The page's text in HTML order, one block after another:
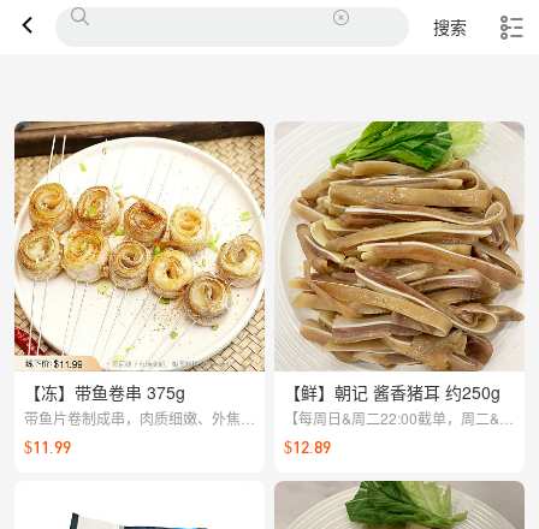
搜索
【冻】带鱼卷串 375g
带鱼片卷制成串，肉质细嫩、外焦里
嫩更有趣味。适合烤、炸或空气炸锅
制作，居家轻松还原街边小吃的鲜香
$11.99
【鲜】朝记 酱香猪耳 约250g
【每周日&周二22:00截单，周二&周
四配送】
$12.89